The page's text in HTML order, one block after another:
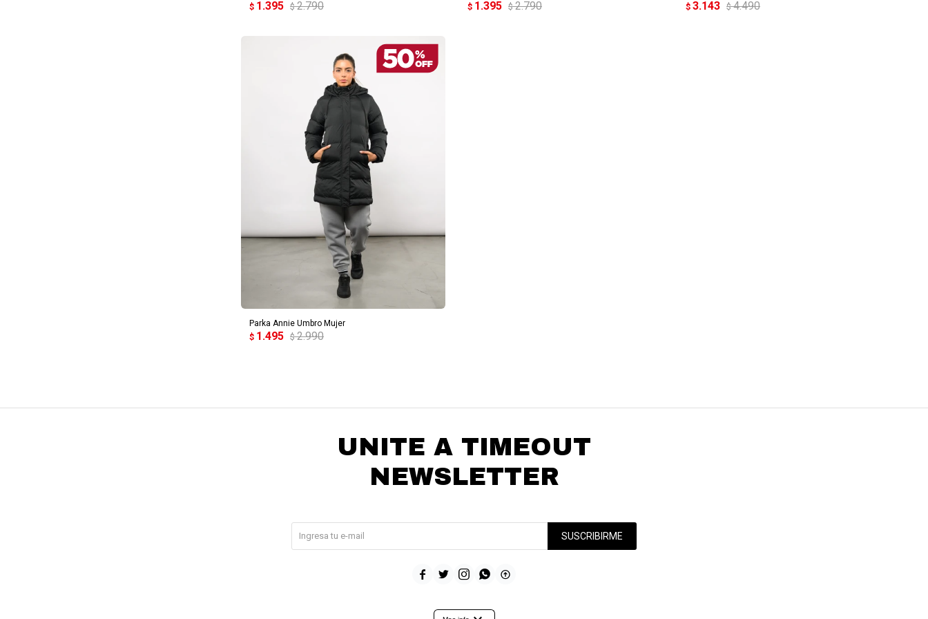
$ 1.395 $ 2.790 $ 1.395 $ 2.790 $ 3.143 $ 4.490
Parka Annie Umbro Mujer
$ 1.495 $ 2.990
AGREGAR AL CARRITO
UNITE A TIMEOUT
NEWSLETTER
SUSCRIBIRME
    